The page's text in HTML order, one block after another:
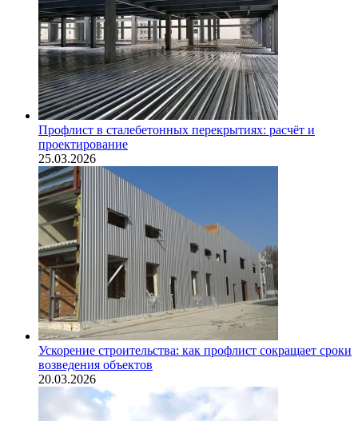
Профлист в сталебетонных перекрытиях: расчёт и
проектирование
25.03.2026
Ускорение строительства: как профлист сокращает сроки
возведения объектов
20.03.2026